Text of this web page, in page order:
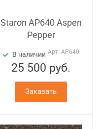
Staron AP640 Aspen
Pepper
В наличии Арт. AP640
25 500 руб.
Заказать